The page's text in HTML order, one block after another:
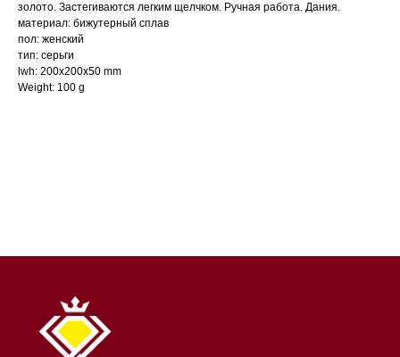
золото. Застегиваются легким щелчком. Ручная работа. Дания.
материал: бижутерный сплав
пол: женский
тип: серьги
lwh: 200x200x50 mm
Weight: 100 g